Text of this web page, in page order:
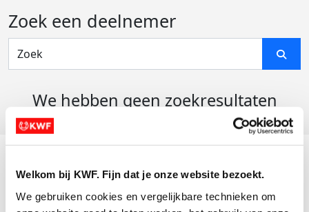
Welkom bij KWF. Fijn dat je onze website bezoekt.
We gebruiken cookies en vergelijkbare technieken om
Zoek een deelnemer
We hebben geen zoekresultaten
Actiematerialen
Evenementen